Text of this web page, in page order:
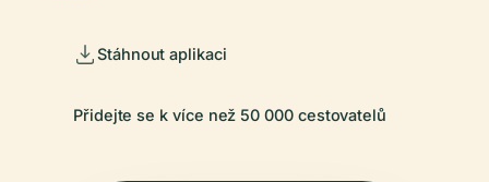
Stáhnout aplikaci
Přidejte se k více než 50 000 cestovatelů